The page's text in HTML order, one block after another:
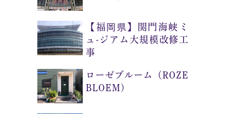
【福岡県】関門海峡ミ
ュ-ジアム大規模改修工
事
ローゼブルーム（ROZE
BLOEM)